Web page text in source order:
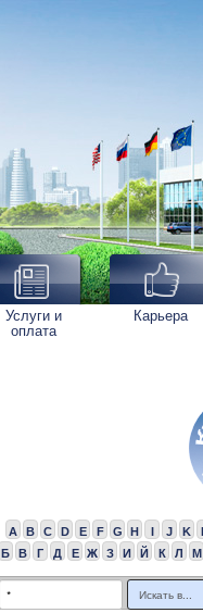
Услуги и
оплата
Карьера
A B C D E F G H I J K
Б В Г Д Е Ж З И Й К Л М